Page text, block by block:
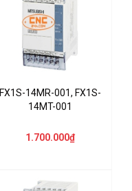
FX1S-14MR-001, FX1S-
14MT-001
1.700.000₫